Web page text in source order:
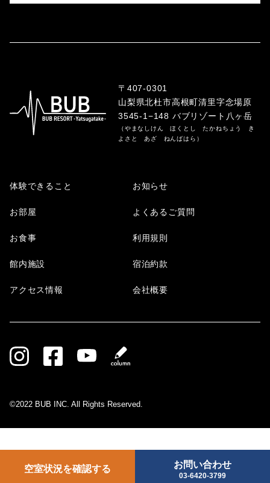
空室状況を確認する お問い合わせ
03-6420-3799
〒407-0301
山梨県北杜市高根町清里字念場原
3545-1−148 バブリゾート八ヶ岳
（やまなしけん ほくとし たかねちょう き
よさと あざ ねんばはら）
体験できること
お部屋
お食事
館内施設
アクセス情報
お知らせ
よくあるご質問
利用規則
宿泊約款
会社概要
©2022 BUB INC. All Rights Reserved.